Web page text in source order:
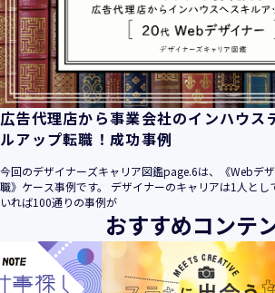
広告代理店から事業会社のインハウス
ルアップ転職！成功事例
今回のデザイナーズキャリア図鑑page.6は、《Webデ
職》ケース事例です。 デザイナーのキャリアは1人とし
いれば100通りの事例が
おすすめコンテ